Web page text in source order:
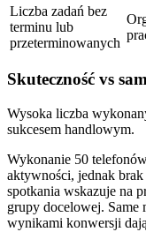
Liczba zadań bez
terminu lub
przeterminowanych
Skuteczność vs
Wysoka liczba
sukcesem handlowym.
Wykonanie 50
aktywności, jednak brak
spotkania wskazuje na
grupy docelowej. Same
wynikami konwersji